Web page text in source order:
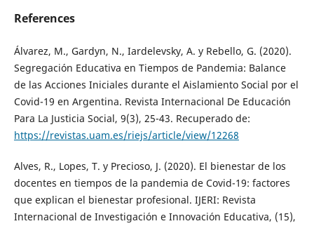
References
Álvarez, M., Gardyn, N., Iardelevsky, A. y Rebello, G. (2020).
Segregación Educativa en Tiempos de Pandemia: Balance
de las Acciones Iniciales durante el Aislamiento Social por el
Covid-19 en Argentina. Revista Internacional De Educación
Para La Justicia Social, 9(3), 25-43. Recuperado de:
https://revistas.uam.es/riejs/article/view/12268
Alves, R., Lopes, T. y Precioso, J. (2020). El bienestar de los
docentes en tiempos de la pandemia de Covid-19: factores
que explican el bienestar profesional. IJERI: Revista
Internacional de Investigación e Innovación Educativa, (15),